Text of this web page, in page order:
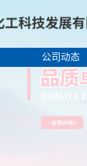
公司动态